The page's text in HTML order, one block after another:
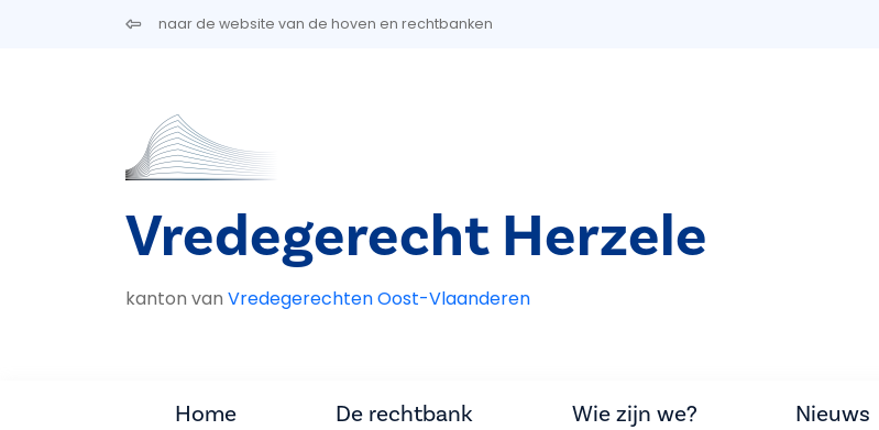
Overslaan en naar de inhoud gaannaar de website van de hoven en rechtbanken
Vredegerecht Herzele
kanton van Vredegerechten Oost-Vlaanderen
Home De rechtbank Wie zijn we? Nieuws